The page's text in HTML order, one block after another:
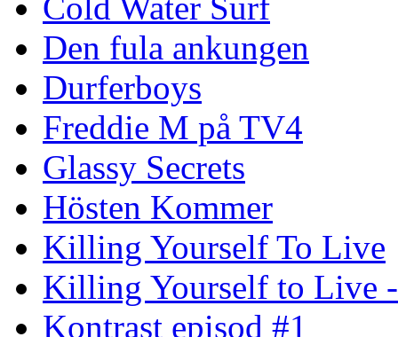
Cold Water Surf
Den fula ankungen
Durferboys
Freddie M på TV4
Glassy Secrets
Hösten Kommer
Killing Yourself To Live
Killing Yourself to Live -
Kontrast episod #1